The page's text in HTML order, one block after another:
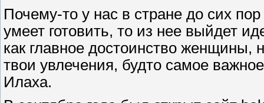
Почему-то у нас в стране до сих
умеет готовить, то из нее выйдет
как главное достоинство женщины,
твои увлечения, будто самое
Илаха.